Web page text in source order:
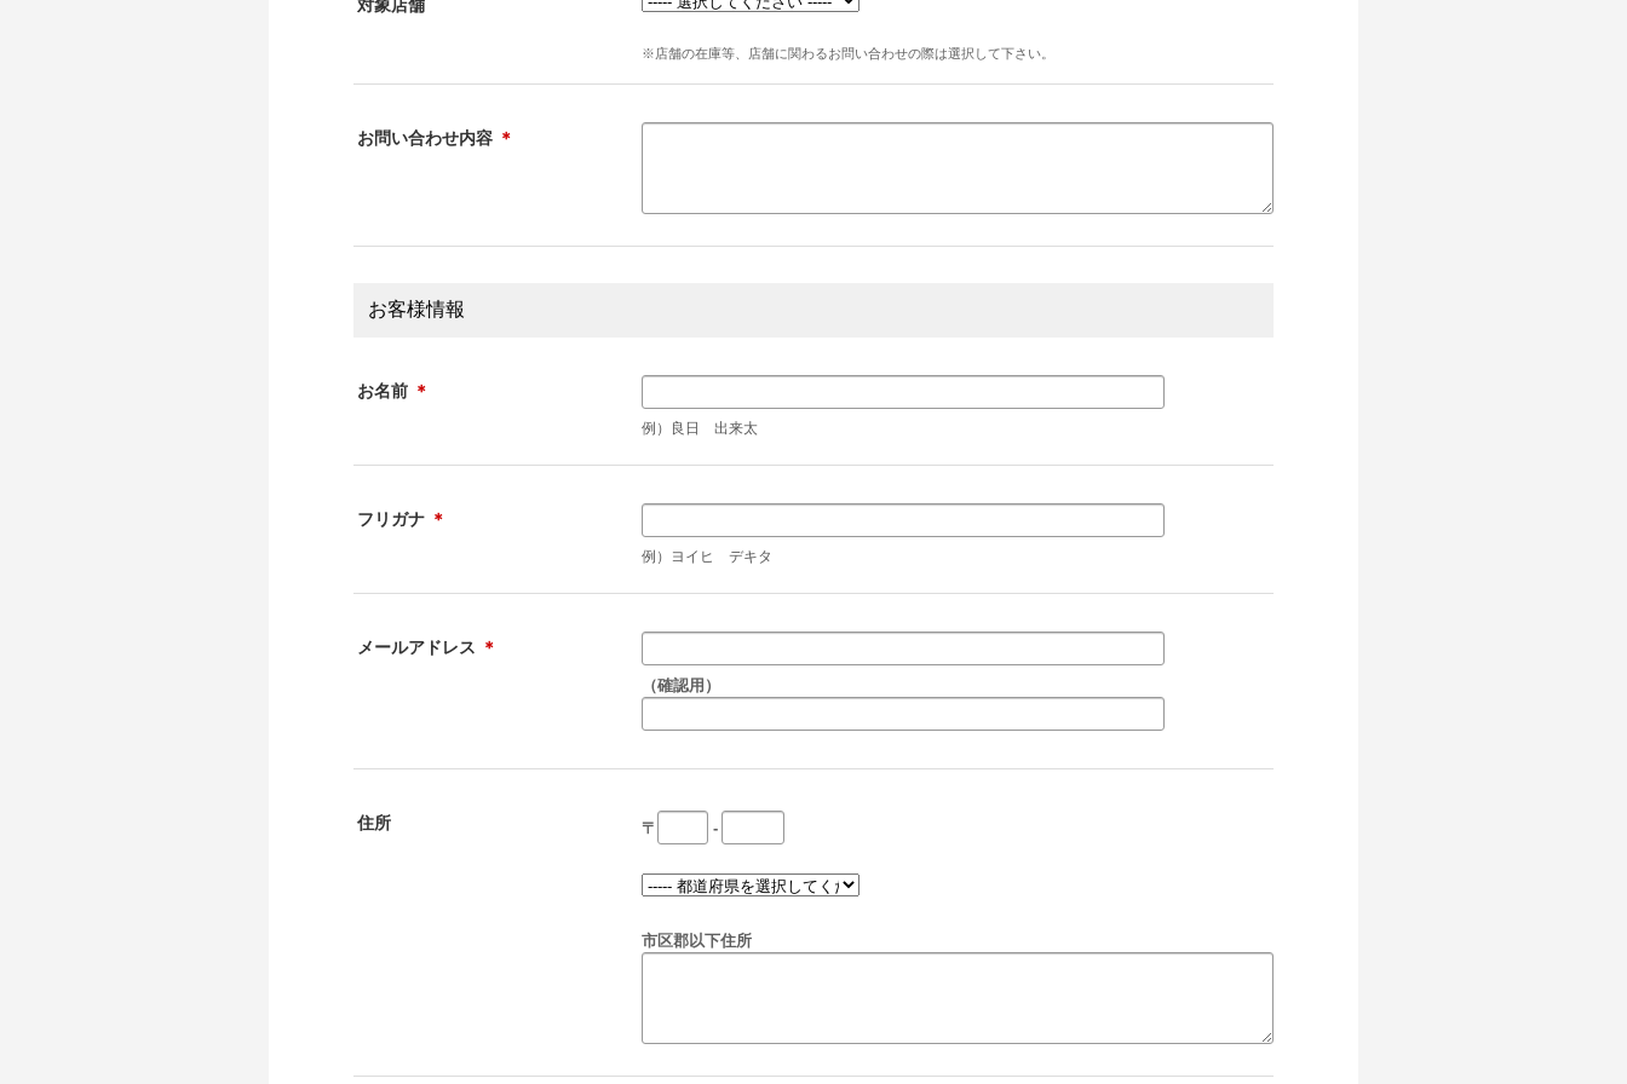
対象店舗
※店舗の在庫等、店舗に関わるお問い合わせの際は選択して下さい。
お問い合わせ内容 ＊
お客様情報
お名前 ＊
例）良日 出来太
フリガナ ＊
例）ヨイヒ デキタ
メールアドレス ＊
（確認用）
住所 〒 -
市区郡以下住所